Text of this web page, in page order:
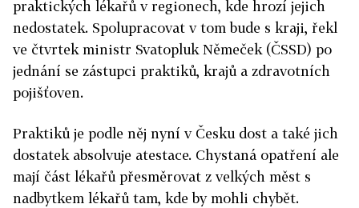
praktických lékařů v regionech, kde hrozí jejich
nedostatek. Spolupracovat v tom bude s kraji, řekl
ve čtvrtek ministr Svatopluk Němeček (ČSSD) po
jednání se zástupci praktiků, krajů a zdravotních
pojišťoven.
Praktiků je podle něj nyní v Česku dost a také jich
dostatek absolvuje atestace. Chystaná opatření ale
mají část lékařů přesměrovat z velkých měst s
nadbytkem lékařů tam, kde by mohli chybět.